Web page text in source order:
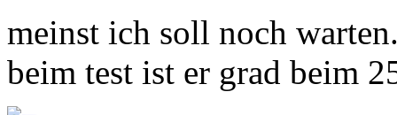
meinst ich soll noch
beim test ist er grad beim